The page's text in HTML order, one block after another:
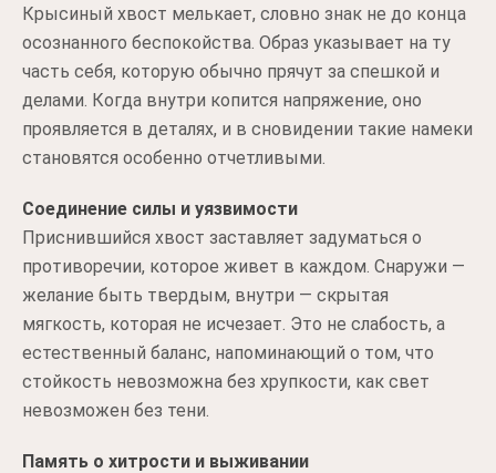
Крысиный хвост мелькает, словно знак не до конца
осознанного беспокойства. Образ указывает на ту
часть себя, которую обычно прячут за спешкой и
делами. Когда внутри копится напряжение, оно
проявляется в деталях, и в сновидении такие намеки
становятся особенно отчетливыми.
Соединение силы и уязвимости
Приснившийся хвост заставляет задуматься о
противоречии, которое живет в каждом. Снаружи —
желание быть твердым, внутри — скрытая
мягкость, которая не исчезает. Это не слабость, а
естественный баланс, напоминающий о том, что
стойкость невозможна без хрупкости, как свет
невозможен без тени.
Память о хитрости и выживании